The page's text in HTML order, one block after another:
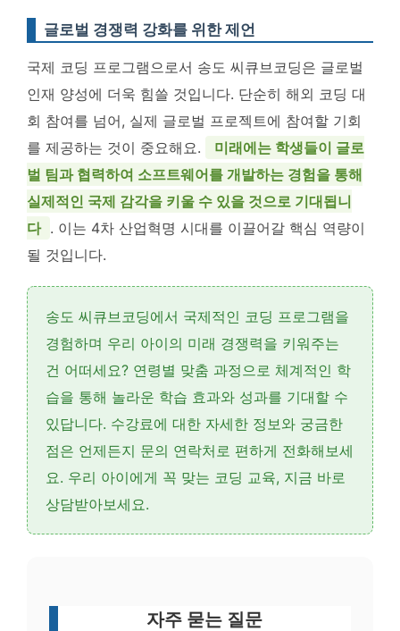
글로벌 경쟁력 강화를 위한 제언
국제 코딩 프로그램으로서 송도 씨큐브코딩은 글로벌
인재 양성에 더욱 힘쓸 것입니다. 단순히 해외 코딩 대
회 참여를 넘어, 실제 글로벌 프로젝트에 참여할 기회
를 제공하는 것이 중요해요.
미래에는 학생들이 글로
벌 팀과 협력하여 소프트웨어를 개발하는 경험을 통해
실제적인 국제 감각을 키울 수 있을 것으로 기대됩니
다 . 이는 4차 산업혁명 시대를 이끌어갈 핵심 역량이
될 것입니다.
송도 씨큐브코딩에서 국제적인 코딩 프로그램을
경험하며 우리 아이의 미래 경쟁력을 키워주는
건 어떠세요? 연령별 맞춤 과정으로 체계적인 학
습을 통해 놀라운 학습 효과와 성과를 기대할 수
있답니다. 수강료에 대한 자세한 정보와 궁금한
점은 언제든지 문의 연락처로 편하게 전화해보세
요. 우리 아이에게 꼭 맞는 코딩 교육, 지금 바로
상담받아보세요.
자주 묻는 질문